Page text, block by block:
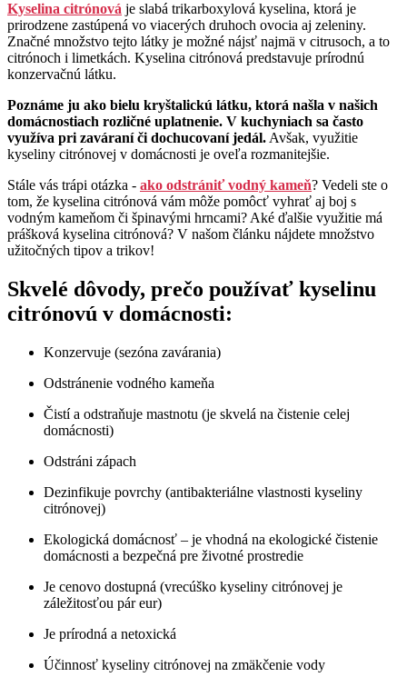
Kyselina citrónová je slabá trikarboxylová kyselina, ktorá je
prirodzene zastúpená vo viacerých druhoch ovocia aj zeleniny.
Značné množstvo tejto látky je možné nájsť najmä v citrusoch, a to
citrónoch i limetkách. Kyselina citrónová predstavuje prírodnú
konzervačnú látku.
Poznáme ju ako bielu kryštalickú látku, ktorá našla v našich
domácnostiach rozličné uplatnenie. V kuchyniach sa často
využíva pri zaváraní či dochucovaní jedál.Avšak, využitie
kyseliny citrónovej v domácnosti je oveľa rozmanitejšie.
Stále vás trápi otázka - ako odstrániť vodný kameň? Vedeli ste o
tom, že kyselina citrónová vám môže pomôcť vyhrať aj boj s
vodným kameňom či špinavými hrncami? Aké ďalšie využitie má
prášková kyselina citrónová? V našom článku nájdete množstvo
užitočných tipov a trikov!
Skvelé dôvody, prečo používať kyselinu
citrónovú v domácnosti:
Konzervuje (sezóna zavárania)
Odstránenie vodného kameňa
Čistí a odstraňuje mastnotu (je skvelá na čistenie celej
domácnosti)
Odstráni zápach
Dezinfikuje povrchy (antibakteriálne vlastnosti kyseliny
citrónovej)
Ekologická domácnosť – je vhodná na ekologické čistenie
domácnosti a bezpečná pre životné prostredie
Je cenovo dostupná (vrecúško kyseliny citrónovej je
záležitosťou pár eur)
Je prírodná a netoxická
Účinnosť kyseliny citrónovej na zmäkčenie vody